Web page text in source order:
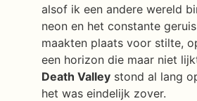
alsof ik een andere wereld
neon en het constante
maakten plaats voor stilte,
een horizon die maar niet
Death Valleystond al lang
het was eindelijk zover.